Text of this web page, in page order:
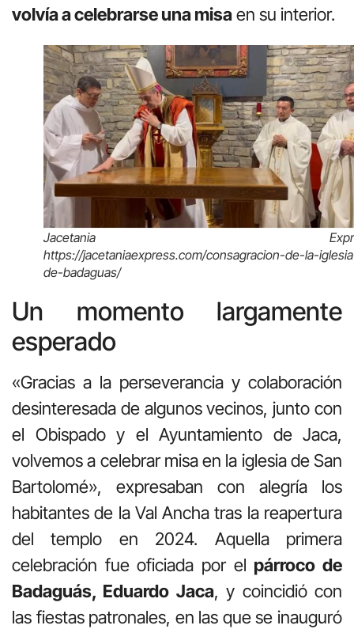
volvía a celebrarse una misaen su interior.
Jacetania
https://jacetaniaexpress.com/consagracion-de-la-
de-badaguas/
Un momento largamente
esperado
«Gracias a la perseverancia y colaboración
desinteresada de algunos vecinos, junto con
el Obispado y el Ayuntamiento de Jaca,
volvemos a celebrar misa en la iglesia de San
Bartolomé», expresaban con alegría los
habitantes de la Val Ancha tras la reapertura
del templo en 2024. Aquella primera
celebración fue oficiada por el párroco de
Badaguás, Eduardo Jaca, y coincidió con
las fiestas patronales, en las que se inauguró